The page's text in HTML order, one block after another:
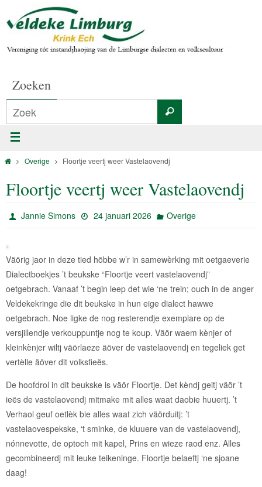
Zoeken
Overige Floortje veertj weer Vastelaovendj
Floortje veertj weer Vastelaovendj
Jannie Simons 24 januari 2026 Overige
Väörig jaor in deze tied höbbe w’r in samewèrking mit oetgaeverie
Dialectboekjes ’t beukske “Floortje veert vastelaovendj”
oetgebrach. Vanaaf ’t begin leep det wie ‘ne trein; ouch in de anger
Veldekekringe die dit beukske in hun eige dialect hawwe
oetgebrach. Noe ligke de nog resterendje exemplare op de
versjillendje verkouppuntje nog te koup. Väör waem kènjer of
kleinkènjer wiltj väörlaeze äöver de vastelaovendj en tegeliek get
vertèlle äöver dit volksfieës.
De hoofdrol in dit beukske is väör Floortje. Det kèndj geitj väör ’t
ieës de vastelaovendj mitmake mit alles waat daobie huuertj. ’t
Verhaol geuf oetlèk bie alles waat zich väörduitj: ’t
vastelaovespekske, ‘t sminke, de kluuere van de vastelaovendj,
nónnevotte, de optoch mit kapel, Prins en wieze raod enz. Alles
gecombineerdj mit leuke teikeninge. Floortje belaeftj ‘ne sjoane
daag!